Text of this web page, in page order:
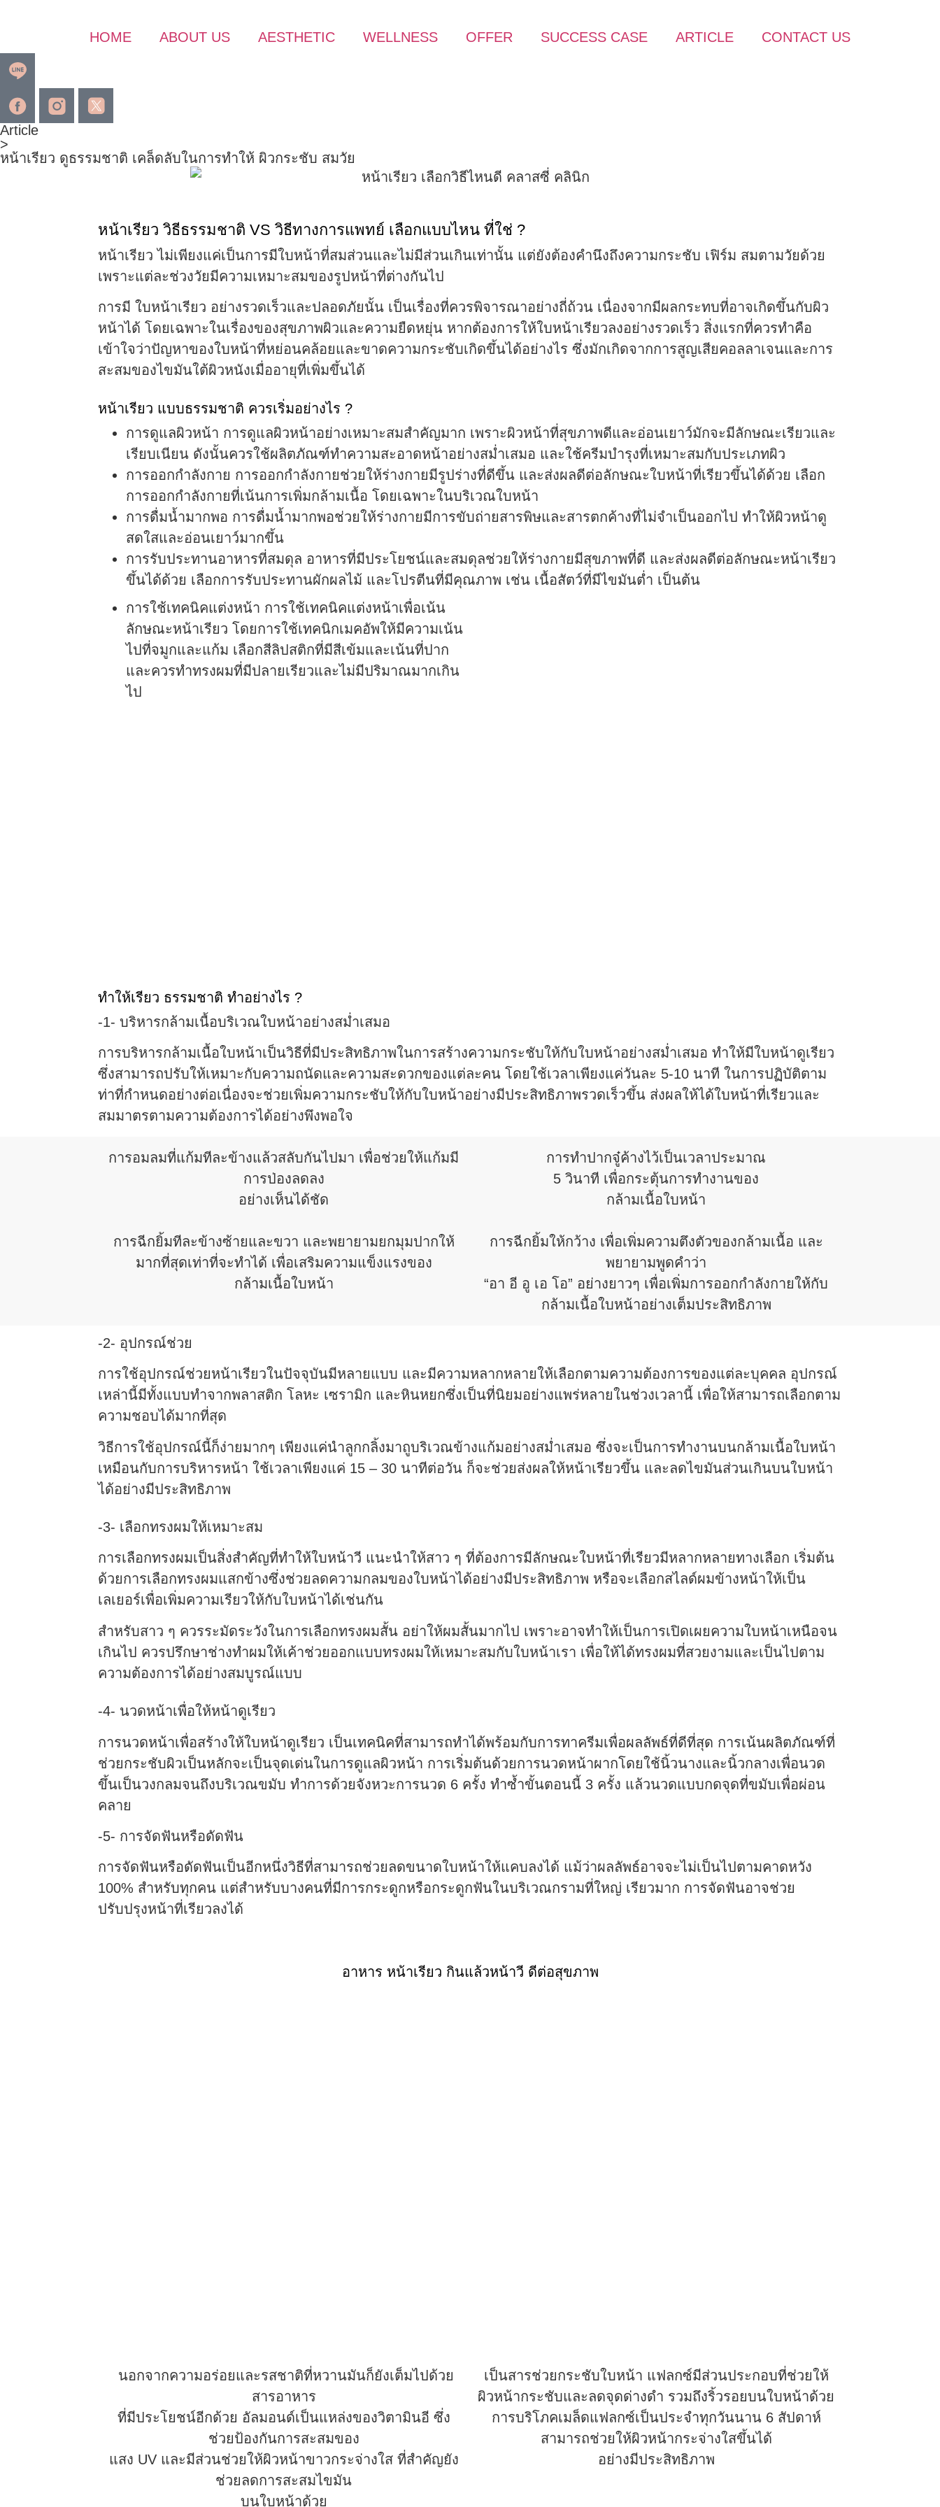
HOME ABOUT US AESTHETIC WELLNESS OFFER SUCCESS CASE ARTICLE CONTACT US
Article
>
หน้าเรียว ดูธรรมชาติ เคล็ดลับในการทำให้ ผิวกระชับ สมวัย
หน้าเรียว วิธีธรรมชาติ VS วิธีทางการแพทย์ เลือกแบบไหน ที่ใช่ ?
หน้าเรียว ไม่เพียงแค่เป็นการมีใบหน้าที่สมส่วนและไม่มีส่วนเกินเท่านั้น แต่ยังต้องคำนึงถึงความกระชับ เฟิร์ม สมตามวัยด้วย
เพราะแต่ละช่วงวัยมีความเหมาะสมของรูปหน้าที่ต่างกันไป
การมี ใบหน้าเรียว อย่างรวดเร็วและปลอดภัยนั้น เป็นเรื่องที่ควรพิจารณาอย่างถี่ถ้วน เนื่องจากมีผลกระทบที่อาจเกิดขึ้นกับผิว
หน้าได้ โดยเฉพาะในเรื่องของสุขภาพผิวและความยืดหยุ่น หากต้องการให้ใบหน้าเรียวลงอย่างรวดเร็ว สิ่งแรกที่ควรทำคือ
เข้าใจว่าปัญหาของใบหน้าที่หย่อนคล้อยและขาดความกระชับเกิดขึ้นได้อย่างไร ซึ่งมักเกิดจากการสูญเสียคอลลาเจนและการ
สะสมของไขมันใต้ผิวหนังเมื่ออายุที่เพิ่มขึ้นได้
หน้าเรียว แบบธรรมชาติ ควรเริ่มอย่างไร ?
การดูแลผิวหน้า การดูแลผิวหน้าอย่างเหมาะสมสำคัญมาก เพราะผิวหน้าที่สุขภาพดีและอ่อนเยาว์มักจะมีลักษณะเรียวและ
เรียบเนียน ดังนั้นควรใช้ผลิตภัณฑ์ทำความสะอาดหน้าอย่างสม่ำเสมอ และใช้ครีมบำรุงที่เหมาะสมกับประเภทผิว
การออกกำลังกาย การออกกำลังกายช่วยให้ร่างกายมีรูปร่างที่ดีขึ้น และส่งผลดีต่อลักษณะใบหน้าที่เรียวขึ้นได้ด้วย เลือก
การออกกำลังกายที่เน้นการเพิ่มกล้ามเนื้อ โดยเฉพาะในบริเวณใบหน้า
การดื่มน้ำมากพอ การดื่มน้ำมากพอช่วยให้ร่างกายมีการขับถ่ายสารพิษและสารตกค้างที่ไม่จำเป็นออกไป ทำให้ผิวหน้าดู
สดใสและอ่อนเยาว์มากขึ้น
การรับประทานอาหารที่สมดุล อาหารที่มีประโยชน์และสมดุลช่วยให้ร่างกายมีสุขภาพที่ดี และส่งผลดีต่อลักษณะหน้าเรียว
ขึ้นได้ด้วย เลือกการรับประทานผักผลไม้ และโปรตีนที่มีคุณภาพ เช่น เนื้อสัตว์ที่มีไขมันต่ำ เป็นต้น
การใช้เทคนิคแต่งหน้า การใช้เทคนิคแต่งหน้าเพื่อเน้น
ลักษณะหน้าเรียว โดยการใช้เทคนิกเมคอัพให้มีความเน้น
ไปที่จมูกและแก้ม เลือกสีลิปสติกที่มีสีเข้มและเน้นที่ปาก
และควรทำทรงผมที่มีปลายเรียวและไม่มีปริมาณมากเกิน
ไป
ทำให้เรียว ธรรมชาติ ทำอย่างไร ?
-1- บริหารกล้ามเนื้อบริเวณใบหน้าอย่างสม่ำเสมอ
การบริหารกล้ามเนื้อใบหน้าเป็นวิธีที่มีประสิทธิภาพในการสร้างความกระชับให้กับใบหน้าอย่างสม่ำเสมอ ทำให้มีใบหน้าดูเรียว
ซึ่งสามารถปรับให้เหมาะกับความถนัดและความสะดวกของแต่ละคน โดยใช้เวลาเพียงแค่วันละ 5-10 นาที ในการปฏิบัติตาม
ท่าที่กำหนดอย่างต่อเนื่องจะช่วยเพิ่มความกระชับให้กับใบหน้าอย่างมีประสิทธิภาพรวดเร็วขึ้น ส่งผลให้ได้ใบหน้าที่เรียวและ
สมมาตรตามความต้องการได้อย่างพึงพอใจ
การอมลมที่แก้มทีละข้างแล้วสลับกันไปมา เพื่อช่วยให้แก้มมี
การป่องลดลง
อย่างเห็นได้ชัด
การทำปากจู๋ค้างไว้เป็นเวลาประมาณ
5 วินาที เพื่อกระตุ้นการทำงานของ
กล้ามเนื้อใบหน้า
การฉีกยิ้มทีละข้างซ้ายและขวา และพยายามยกมุมปากให้
มากที่สุดเท่าที่จะทำได้ เพื่อเสริมความแข็งแรงของ
กล้ามเนื้อใบหน้า
การฉีกยิ้มให้กว้าง เพื่อเพิ่มความตึงตัวของกล้ามเนื้อ และ
พยายามพูดคำว่า
“อา อี อู เอ โอ” อย่างยาวๆ เพื่อเพิ่มการออกกำลังกายให้กับ
กล้ามเนื้อใบหน้าอย่างเต็มประสิทธิภาพ
-2- อุปกรณ์ช่วย
การใช้อุปกรณ์ช่วยหน้าเรียวในปัจจุบันมีหลายแบบ และมีความหลากหลายให้เลือกตามความต้องการของแต่ละบุคคล อุปกรณ์
เหล่านี้มีทั้งแบบทำจากพลาสติก โลหะ เซรามิก และหินหยกซึ่งเป็นที่นิยมอย่างแพร่หลายในช่วงเวลานี้ เพื่อให้สามารถเลือกตาม
ความชอบได้มากที่สุด
วิธีการใช้อุปกรณ์นี้ก็ง่ายมากๆ เพียงแค่นำลูกกลิ้งมาถูบริเวณข้างแก้มอย่างสม่ำเสมอ ซึ่งจะเป็นการทำงานบนกล้ามเนื้อใบหน้า
เหมือนกับการบริหารหน้า ใช้เวลาเพียงแค่ 15 – 30 นาทีต่อวัน ก็จะช่วยส่งผลให้หน้าเรียวขึ้น และลดไขมันส่วนเกินบนใบหน้า
ได้อย่างมีประสิทธิภาพ
-3- เลือกทรงผมให้เหมาะสม
การเลือกทรงผมเป็นสิ่งสำคัญที่ทำให้ใบหน้าวี แนะนำให้สาว ๆ ที่ต้องการมีลักษณะใบหน้าที่เรียวมีหลากหลายทางเลือก เริ่มต้น
ด้วยการเลือกทรงผมแสกข้างซึ่งช่วยลดความกลมของใบหน้าได้อย่างมีประสิทธิภาพ หรือจะเลือกสไลด์ผมข้างหน้าให้เป็น
เลเยอร์เพื่อเพิ่มความเรียวให้กับใบหน้าได้เช่นกัน
สำหรับสาว ๆ ควรระมัดระวังในการเลือกทรงผมสั้น อย่าให้ผมสั้นมากไป เพราะอาจทำให้เป็นการเปิดเผยความใบหน้าเหนือจน
เกินไป ควรปรึกษาช่างทำผมให้เค้าช่วยออกแบบทรงผมให้เหมาะสมกับใบหน้าเรา เพื่อให้ได้ทรงผมที่สวยงามและเป็นไปตาม
ความต้องการได้อย่างสมบูรณ์แบบ
-4- นวดหน้าเพื่อให้หน้าดูเรียว
การนวดหน้าเพื่อสร้างให้ใบหน้าดูเรียว เป็นเทคนิคที่สามารถทำได้พร้อมกับการทาครีมเพื่อผลลัพธ์ที่ดีที่สุด การเน้นผลิตภัณฑ์ที่
ช่วยกระชับผิวเป็นหลักจะเป็นจุดเด่นในการดูแลผิวหน้า การเริ่มต้นด้วยการนวดหน้าผากโดยใช้นิ้วนางและนิ้วกลางเพื่อนวด
ขึ้นเป็นวงกลมจนถึงบริเวณขมับ ทำการด้วยจังหวะการนวด 6 ครั้ง ทำซ้ำขั้นตอนนี้ 3 ครั้ง แล้วนวดแบบกดจุดที่ขมับเพื่อผ่อน
คลาย
-5- การจัดฟันหรือดัดฟัน
การจัดฟันหรือดัดฟันเป็นอีกหนึ่งวิธีที่สามารถช่วยลดขนาดใบหน้าให้แคบลงได้ แม้ว่าผลลัพธ์อาจจะไม่เป็นไปตามคาดหวัง
100% สำหรับทุกคน แต่สำหรับบางคนที่มีการกระดูกหรือกระดูกฟันในบริเวณกรามที่ใหญ่ เรียวมาก การจัดฟันอาจช่วย
ปรับปรุงหน้าที่เรียวลงได้
อาหาร หน้าเรียว กินแล้วหน้าวี ดีต่อสุขภาพ
นอกจากความอร่อยและรสชาติที่หวานมันก็ยังเต็มไปด้วย
สารอาหาร
ที่มีประโยชน์อีกด้วย อัลมอนด์เป็นแหล่งของวิตามินอี ซึ่ง
ช่วยป้องกันการสะสมของ
แสง UV และมีส่วนช่วยให้ผิวหน้าขาวกระจ่างใส ที่สำคัญยัง
ช่วยลดการสะสมไขมัน
บนใบหน้าด้วย
เป็นสารช่วยกระชับใบหน้า แฟลกซ์มีส่วนประกอบที่ช่วยให้
ผิวหน้ากระชับและลดจุดด่างดำ รวมถึงริ้วรอยบนใบหน้าด้วย
การบริโภคเมล็ดแฟลกซ์เป็นประจำทุกวันนาน 6 สัปดาห์
สามารถช่วยให้ผิวหน้ากระจ่างใสขึ้นได้
อย่างมีประสิทธิภาพ